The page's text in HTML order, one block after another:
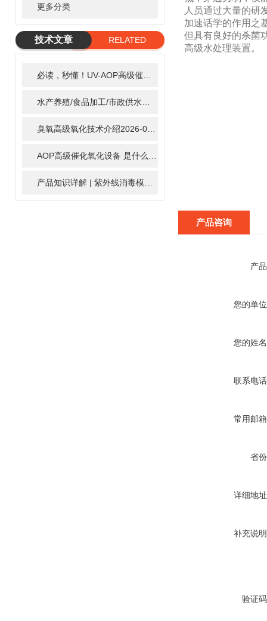
更多分类
技术文章
RELATED
臭氧高级氧化技术介绍2026-02-27
人员通过大量的研
加速话学的作用之
但具有良好的杀菌
高级水处理装置。
产品咨询
产
您的单
您的姓
联系电
常用邮
省
详细地
补充说
验证